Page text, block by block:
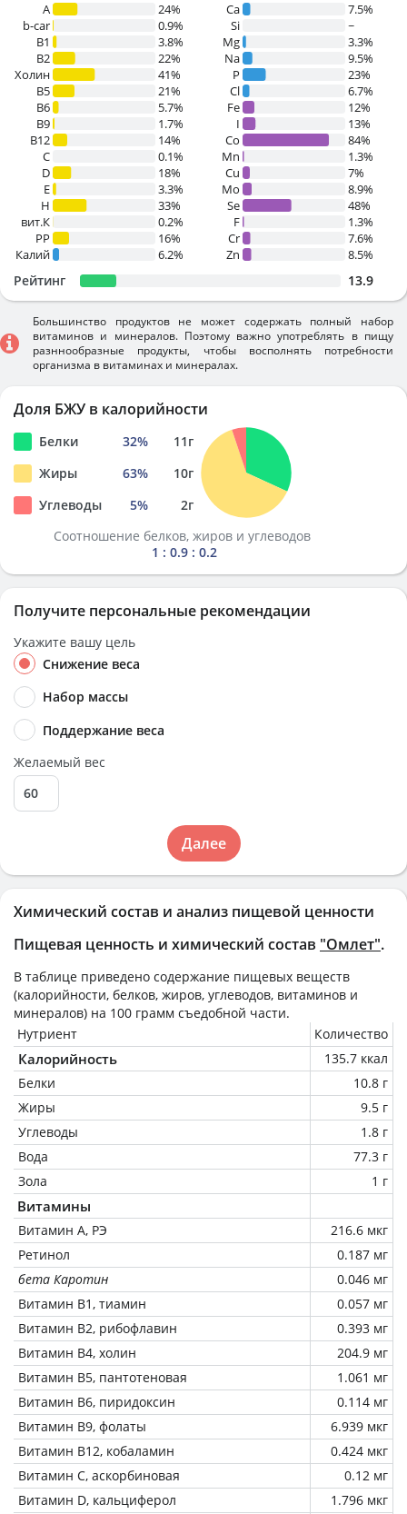
Химический состав и анализ пищевой ценности
Пищевая ценность и химический состав "Омлет".
В таблице приведено содержание пищевых веществ
(калорийности, белков, жиров, углеводов, витаминов и
минералов) на 100 грамм съедобной части.
Нутриент
Количество
Калорийность
135.7 ккал
Белки
10.8 г
Жиры
9.5 г
Углеводы
1.8 г
Вода
77.3 г
Зола
1 г
Витамины
Витамин А, РЭ
216.6 мкг
Ретинол
0.187 мг
бета Каротин
0.046 мг
Витамин В1, тиамин
0.057 мг
Витамин В2, рибофлавин
0.393 мг
Витамин В4, холин
204.9 мг
Витамин В5, пантотеновая
1.061 мг
Витамин В6, пиридоксин
0.114 мг
Витамин В9, фолаты
6.939 мкг
Витамин В12, кобаламин
0.424 мкг
Витамин C, аскорбиновая
0.12 мг
Витамин D, кальциферол
1.796 мкг
A
24%
b-car
0.9%
В1
3.8%
B2
22%
Холин
41%
B5
21%
B6
5.7%
B9
1.7%
B12
14%
C
0.1%
D
18%
E
3.3%
H
33%
вит.К
0.2%
PP
16%
Калий
6.2%
Ca
7.5%
Si
~
Mg
3.3%
Na
9.5%
P
23%
Cl
6.7%
Fe
12%
I
13%
Co
84%
Mn
1.3%
Cu
7%
Mo
8.9%
Se
48%
F
1.3%
Cr
7.6%
Zn
8.5%
Рейтинг 13.9
Большинство продуктов не может содержать полный набор
витаминов и минералов. Поэтому важно употреблять в пищу
разннообразные продукты, чтобы восполнять потребности
организма в витаминах и минералах.
Доля БЖУ в калорийности
Белки 32% 11г
Жиры
63% 10г
Углеводы
5% 2г
Соотношение белков, жиров и углеводов
1 : 0.9 : 0.2
Получите персональные рекомендации
Укажите вашу цель
Снижение веса
Набор массы
Поддержание веса
Желаемый вес
Далее